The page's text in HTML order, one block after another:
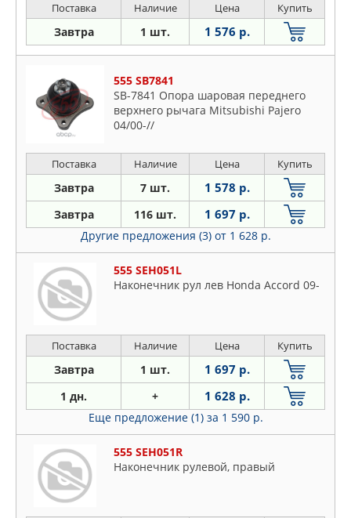
Поставка Наличие Цена Купить
Завтра 1 шт. 1 576 р.
555 SB7841
SB-7841 Опора шаровая переднего
верхнего рычага Mitsubishi Pajero
04/00-//
Поставка Наличие Цена Купить
Завтра 7 шт. 1 578 р.
Завтра 116 шт. 1 697 р.
Другие предложения (3) от 1 628 р.
555 SEH051L
Наконечник рул лев Honda Accord 09-
Поставка Наличие Цена Купить
Завтра 1 шт. 1 697 р.
1 дн. + 1 628 р.
Еще предложение (1) за 1 590 р.
555 SEH051R
Наконечник рулевой, правый